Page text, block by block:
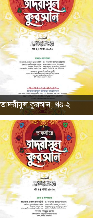
তাদরীসুল কুরআন; খণ্ড-২